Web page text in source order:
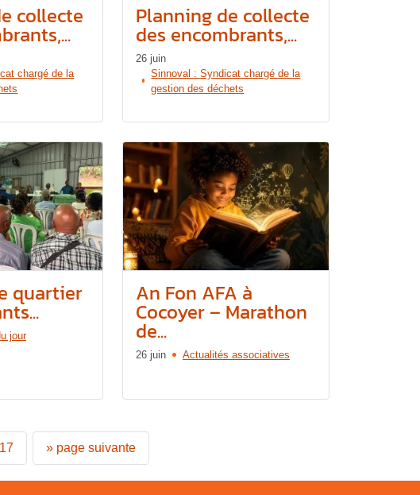
collecte
chargé de la
Planning de collecte
des encombrants,...
26 juin
Sinnoval : Syndicat chargé de la
gestion des déchets
quartier
jour
An Fon AFA à
Cocoyer – Marathon
de...
26 juin Actualités associatives
17 » page suivante